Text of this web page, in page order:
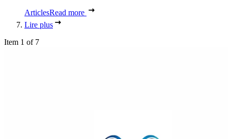
ArticlesRead more
Lire plus
Item 1 of 7